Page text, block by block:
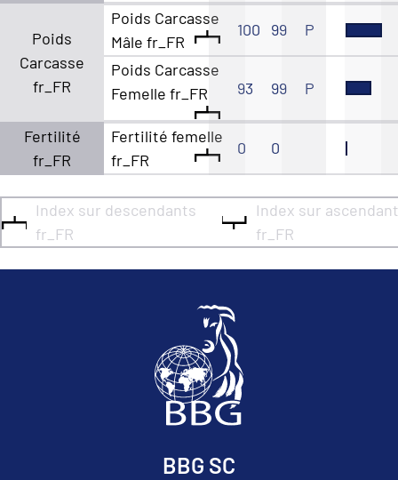
Poids
Carcasse
fr_FR
Poids Carcasse
Mâle fr_FR
100 99 P
Poids Carcasse
Femelle fr_FR
93 99 P
Fertilité
fr_FR
Fertilité femelle
fr_FR
0 0
Index sur descendants
fr_FR
Index sur
fr_FR
BBG SC